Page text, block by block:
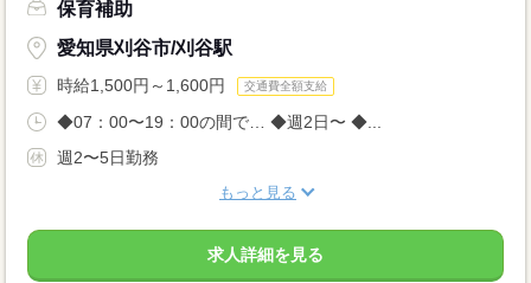
保育補助
愛知県刈谷市/刈谷駅
時給1,500円～1,600円 交通費全額支給
◆07：00〜19：00の間で… ◆週2日〜 ◆...
週2〜5日勤務
もっと見る
求人詳細を見る